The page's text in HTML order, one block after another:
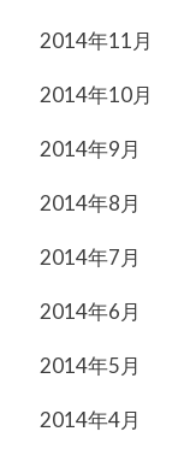
2014年11月
2014年10月
2014年9月
2014年8月
2014年7月
2014年6月
2014年5月
2014年4月